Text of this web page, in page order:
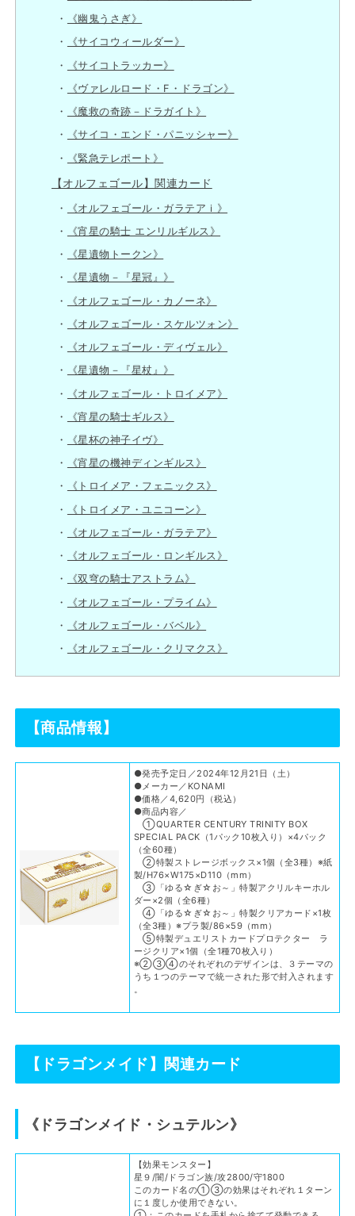
《幽鬼うさぎ》
《サイコウィールダー》
《サイコトラッカー》
《ヴァレルロード・F・ドラゴン》
《魔救の奇跡－ドラガイト》
《サイコ・エンド・パニッシャー》
《緊急テレポート》
【オルフェゴール】関連カード
《オルフェゴール・ガラテアｉ》
《宵星の騎士 エンリルギルス》
《星遺物トークン》
《星遺物－『星冠』》
《オルフェゴール・カノーネ》
《オルフェゴール・スケルツォン》
《オルフェゴール・ディヴェル》
《星遺物－『星杖』》
《オルフェゴール・トロイメア》
《宵星の騎士ギルス》
《星杯の神子イヴ》
《宵星の機神ディンギルス》
《トロイメア・フェニックス》
《トロイメア・ユニコーン》
《オルフェゴール・ガラテア》
《オルフェゴール・ロンギルス》
《双穹の騎士アストラム》
《オルフェゴール・プライム》
《オルフェゴール・バベル》
《オルフェゴール・クリマクス》
【商品情報】
●発売予定日／2024年12月21日（土）
●メーカー／KONAMI
●価格／4,620円（税込）
●商品内容／
①QUARTER CENTURY TRINITY BOX
SPECIAL PACK（1パック10枚入り）×4パック
（全60種）
②特製ストレージボックス×1個（全3種）※紙
製/H76×W175×D110（mm）
③「ゆる☆ぎ☆お～」特製アクリルキーホル
ダー×2個（全6種）
④「ゆる☆ぎ☆お～」特製クリアカード×1枚
（全3種）※プラ製/86×59（mm）
⑤特製デュエリストカードプロテクター ラ
ージクリア×1個（全1種70枚入り）
※②③④のそれぞれのデザインは、３テーマの
うち１つのテーマで統一された形で封入されます
。
【ドラゴンメイド】関連カード
《ドラゴンメイド・シュテルン》
【効果モンスター】
星９/闇/ドラゴン族/攻2800/守1800
このカード名の①③の効果はそれぞれ１ターン
に１度しか使用できない。